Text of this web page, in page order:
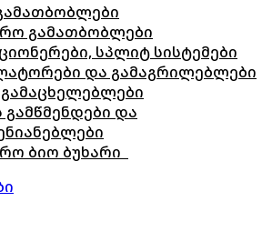
გამათბობლები
სპლიტ სისტემები
და გამაგრილებლები
გამწმენდები და
ბიო ბუხარი